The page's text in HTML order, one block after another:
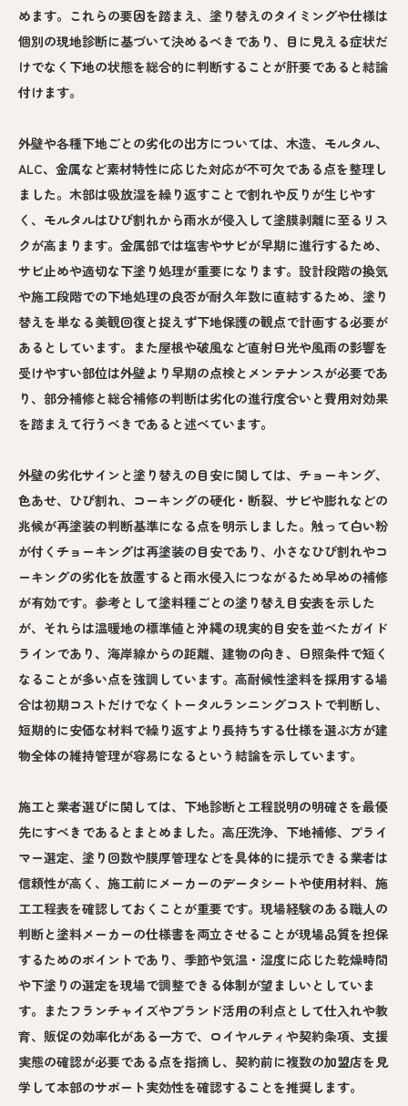
めます。これらの要因を踏まえ、塗り替えのタイミングや仕様は
個別の現地診断に基づいて決めるべきであり、目に見える症状だ
けでなく下地の状態を総合的に判断することが肝要であると結論
付けます。
外壁や各種下地ごとの劣化の出方については、木造、モルタル、
ALC、金属など素材特性に応じた対応が不可欠である点を整理し
ました。木部は吸放湿を繰り返すことで割れや反りが生じやす
く、モルタルはひび割れから雨水が侵入して塗膜剥離に至るリス
クが高まります。金属部では塩害やサビが早期に進行するため、
サビ止めや適切な下塗り処理が重要になります。設計段階の換気
や施工段階での下地処理の良否が耐久年数に直結するため、塗り
替えを単なる美観回復と捉えず下地保護の観点で計画する必要が
あるとしています。また屋根や破風など直射日光や風雨の影響を
受けやすい部位は外壁より早期の点検とメンテナンスが必要であ
り、部分補修と総合補修の判断は劣化の進行度合いと費用対効果
を踏まえて行うべきであると述べています。
外壁の劣化サインと塗り替えの目安に関しては、チョーキング、
色あせ、ひび割れ、コーキングの硬化・断裂、サビや膨れなどの
兆候が再塗装の判断基準になる点を明示しました。触って白い粉
が付くチョーキングは再塗装の目安であり、小さなひび割れやコ
ーキングの劣化を放置すると雨水侵入につながるため早めの補修
が有効です。参考として塗料種ごとの塗り替え目安表を示した
が、それらは温暖地の標準値と沖縄の現実的目安を並べたガイド
ラインであり、海岸線からの距離、建物の向き、日照条件で短く
なることが多い点を強調しています。高耐候性塗料を採用する場
合は初期コストだけでなくトータルランニングコストで判断し、
短期的に安価な材料で繰り返すより長持ちする仕様を選ぶ方が建
物全体の維持管理が容易になるという結論を示しています。
施工と業者選びに関しては、下地診断と工程説明の明確さを最優
先にすべきであるとまとめました。高圧洗浄、下地補修、プライ
マー選定、塗り回数や膜厚管理などを具体的に提示できる業者は
信頼性が高く、施工前にメーカーのデータシートや使用材料、施
工工程表を確認しておくことが重要です。現場経験のある職人の
判断と塗料メーカーの仕様書を両立させることが現場品質を担保
するためのポイントであり、季節や気温・湿度に応じた乾燥時間
や下塗りの選定を現場で調整できる体制が望ましいとしていま
す。またフランチャイズやブランド活用の利点として仕入れや教
育、販促の効率化がある一方で、ロイヤルティや契約条項、支援
実態の確認が必要である点を指摘し、契約前に複数の加盟店を見
学して本部のサポート実効性を確認することを推奨します。